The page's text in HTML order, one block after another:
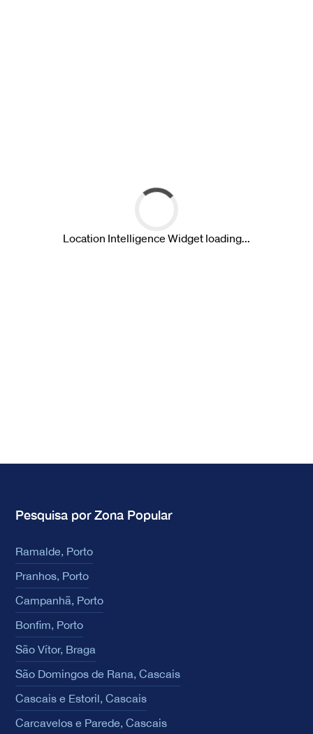
Pesquisa por Zona Popular
Ramalde, Porto
Pranhos, Porto
Campanhã, Porto
Bonfim, Porto
São Vítor, Braga
São Domingos de Rana, Cascais
Cascais e Estoril, Cascais
Carcavelos e Parede, Cascais